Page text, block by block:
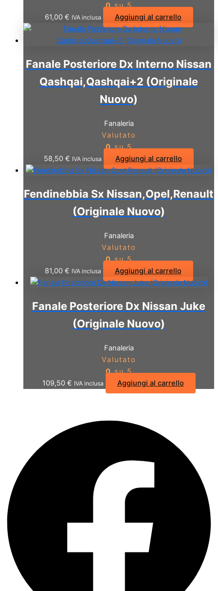
0su 5
61,00 € IVA inclusa Aggiungi al carrello
Fanale Posteriore Dx Interno Nissan
Qashqai,Qashqai+2 (Originale
Nuovo)
Fanaleria
Valutato
0su 5
58,50 € IVA inclusa Aggiungi al carrello
Fendinebbia Sx Nissan,Opel,Renault
(Originale Nuovo)
Fanaleria
Valutato
0su 5
81,00 € IVA inclusa Aggiungi al carrello
Fanale Posteriore Dx Nissan Juke
(Originale Nuovo)
Fanaleria
Valutato
0su 5
109,50 € IVA inclusa Aggiungi al carrello